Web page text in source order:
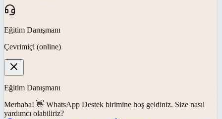
Eğitim Danışmanı
Çevrimiçi (online)
Eğitim Danışmanı
Merhaba! 👋 WhatsApp Destek birimine hoş geldiniz. Size nasıl
yardımcı olabiliriz?